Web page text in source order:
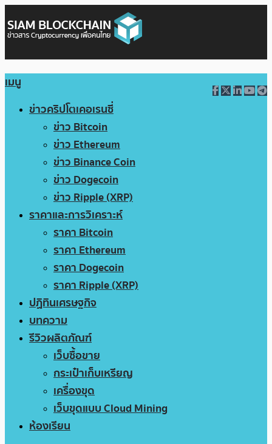
เมนู
ข่าวคริปโตเคอเรนซี่
ข่าว Bitcoin
ข่าว Ethereum
ข่าว Binance Coin
ข่าว Dogecoin
ข่าว Ripple (XRP)
ราคาและการวิเคราะห์
ราคา Bitcoin
ราคา Ethereum
ราคา Dogecoin
ราคา Ripple (XRP)
ปฏิทินเศรษฐกิจ
บทความ
รีวิวผลิตภัณฑ์
เว็บซื้อขาย
กระเป๋าเก็บเหรียญ
เครื่องขุด
เว็บขุดแบบ Cloud Mining
ห้องเรียน